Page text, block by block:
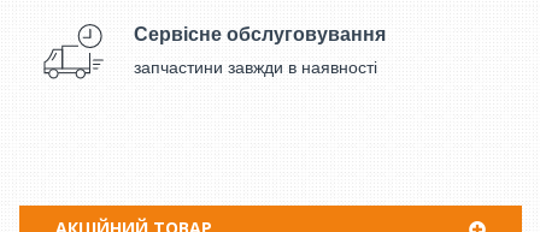
Сервісне обслуговування
запчастини завжди в наявності